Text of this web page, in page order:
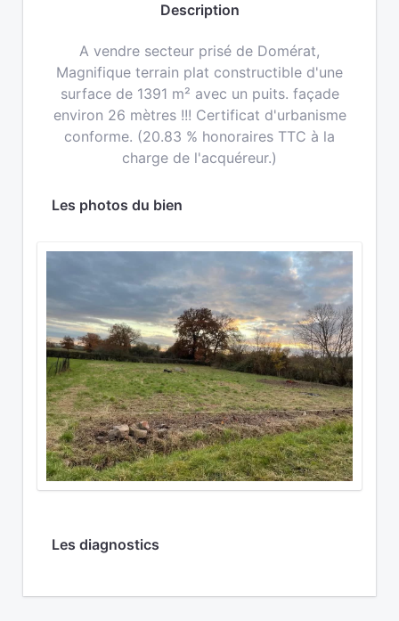
Description
A vendre secteur prisé de Domérat,
Magnifique terrain plat constructible d'une
surface de 1391 m² avec un puits. façade
environ 26 mètres !!! Certificat d'urbanisme
conforme. (20.83 % honoraires TTC à la
charge de l'acquéreur.)
Les photos du bien
Les diagnostics